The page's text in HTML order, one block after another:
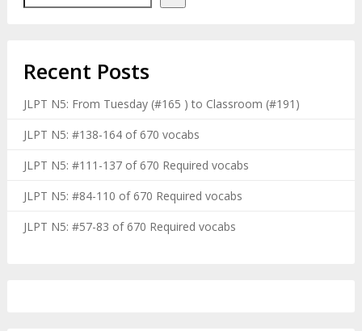
Recent Posts
JLPT N5: From Tuesday (#165 ) to Classroom (#191)
JLPT N5: #138-164 of 670 vocabs
JLPT N5: #111-137 of 670 Required vocabs
JLPT N5: #84-110 of 670 Required vocabs
JLPT N5: #57-83 of 670 Required vocabs